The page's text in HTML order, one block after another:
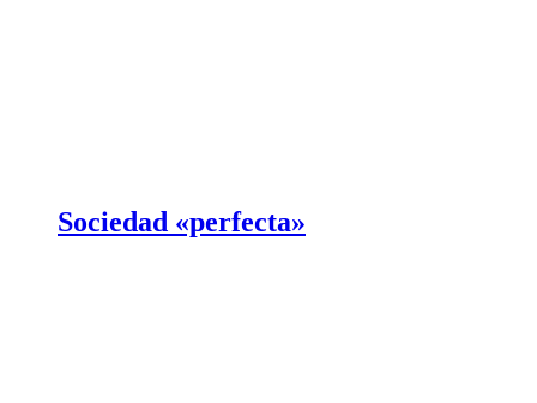
Sociedad «perfecta»